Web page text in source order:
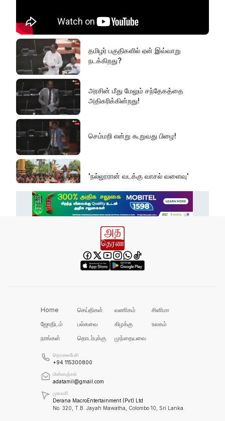
தமிழர் பகுதிகளில் ஏன் இவ்வாறு
நடக்கிறது?
அரசின் மீது மேலும் சந்தேகத்தை
அதிகரிக்கின்றது!
செம்மறி என்று கூறுவது பிழை!
'நல்லூரான் வடக்கு வாசல் வளைவு'
எல் நினோவை எதிர்கொள்ளத் தயாராக
வனஜீவராசிகள் அதிகாரிகளால் மீட்பு!
வேண்டும்!
ரவிகரன் கோரிக்கை!
Home செய்திகள் வணிகம்
சினிமா
ஜோதிடம்
பல்சுவை கிழக்கு
உலகம்
நாங்கள்
தொடர்புக்கு முந்தையவை
தொலைபேசி
+94 115300800
மின்னஞ்சல்
adatamil@gmail.com
முகவரி
Derana MacroEntertainment (Pvt) Ltd
No. 320, T.B. Jayah Mawatha, Colombo 10, Sri Lanka.